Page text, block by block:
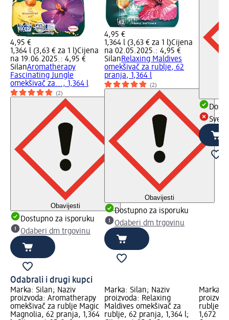
4,95 €
1,364 l (3,63 € za 1 l)Cijena
na 19.06.2025.: 4,95 €
SilanAromatherapy
Fascinating Jungle
omekšivač za..., 1,364 l
(2)
Obavijesti
Dostupno za isporuku
Odaberi dm trgovinu
4,95 €
1,364 l (3,63 € za 1 l)Cijena
na 02.05.2025.: 4,95 €
SilanRelaxing Maldives
omekšivač za rublje, 62
pranja, 1,364 l
(2)
Obavijesti
Dostupno za isporuku
Odaberi dm trgovinu
Sve
Odabrali i drugi kupci
Marka: Silan; Naziv
proizvoda: Aromatherapy
omekšivač za rublje Magic
Magnolia, 62 pranja, 1,364
Marka: Silan; Naziv
proizvoda: Relaxing
Maldives omekšivač za
rublje, 62 pranja, 1,364 l;
Marka:
rublje
1,672 l;